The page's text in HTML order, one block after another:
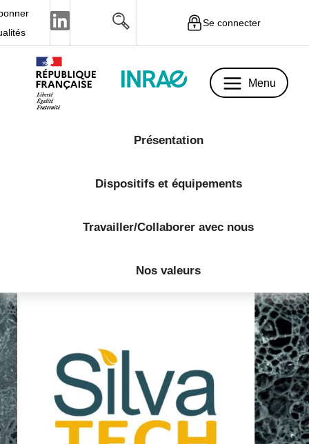
Se connecter
Menu
Présentation
Dispositifs et équipements
Travailler/Collaborer avec nous
Nos valeurs